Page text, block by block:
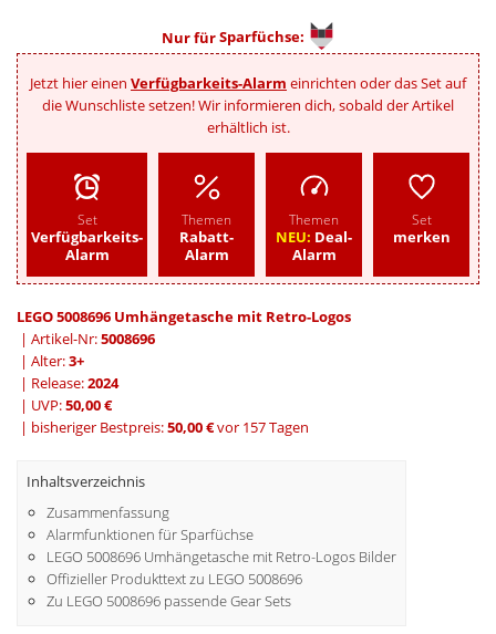
Nur fürSparfüchse:
Jetzt hier einen Verfügbarkeits-Alarm einrichten oder das Set auf
die Wunschliste setzen! Wir informieren dich, sobald der Artikel
erhältlich ist.
Set
Verfügbarkeits-
Alarm
Themen
Rabatt-
Alarm
Themen
NEU: Deal-
Alarm
Set
merken
LEGO 5008696 Umhängetasche mit Retro-Logos
| Artikel-Nr:5008696
| Alter:3+
| Release:2024
| UVP:50,00 €
| bisheriger Bestpreis:50,00 €vor 157 Tagen
Inhaltsverzeichnis
Zusammenfassung
Alarmfunktionen für Sparfüchse
LEGO 5008696 Umhängetasche mit Retro-Logos Bilder
Offizieller Produkttext zu LEGO 5008696
Zu LEGO 5008696 passende Gear Sets